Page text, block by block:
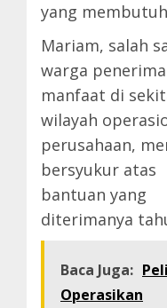
yang
Mariam, salah
warga penerima
manfaat di
wilayah
perusahaan,
bersyukur atas
bantuan yang
diterimanya
Baca Juga:
Operasikan